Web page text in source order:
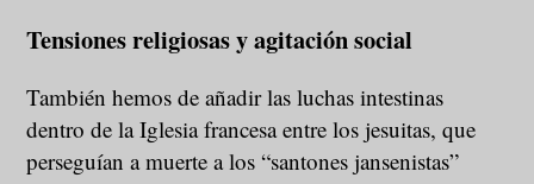
Tensiones religiosas y agitación social
También hemos de añadir las luchas intestinas
dentro de la Iglesia francesa entre los jesuitas, que
perseguían a muerte a los “santones jansenistas”